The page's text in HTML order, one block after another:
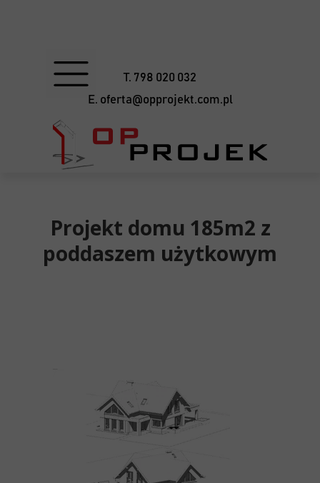
E. oferta@opprojekt.com.pl
T. 798 020 032
Projekt domu 185m2 z
poddaszem użytkowym